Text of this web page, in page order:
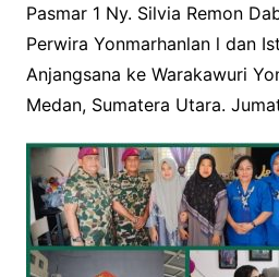
Pasmar 1 Ny. Silvia Remon
Perwira Yonmarhanlan l dan
Anjangsana ke Warakawuri
Medan, Sumatera Utara.